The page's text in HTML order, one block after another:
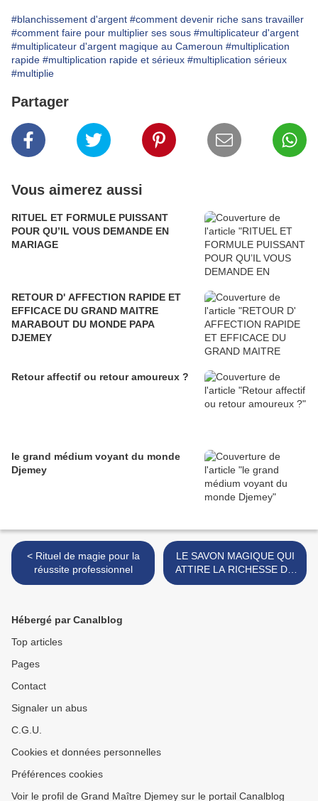
#blanchissement d'argent #comment devenir riche sans travailler
#comment faire pour multiplier ses sous #multiplicateur d'argent
#multiplicateur d'argent magique au Cameroun #multiplication
rapide #multiplication rapide et sérieux #multiplication sérieux
#multiplie
Partager
Vous aimerez aussi
RITUEL ET FORMULE PUISSANT
POUR QU’IL VOUS DEMANDE EN
MARIAGE
RETOUR D' AFFECTION RAPIDE ET
EFFICACE DU GRAND MAITRE
MARABOUT DU MONDE PAPA
DJEMEY
Retour affectif ou retour amoureux ?
le grand médium voyant du monde
Djemey
< Rituel de magie pour la
réussite professionnel
​LE SAVON MAGIQUE QUI
ATTIRE LA RICHESSE DU
MEILLEUR MAITRE
Hébergé par Canalblog
Top articles
Pages
Contact
Signaler un abus
C.G.U.
Cookies et données personnelles
Préférences cookies
Voir le profil de Grand Maître Djemey sur le portail Canalblog